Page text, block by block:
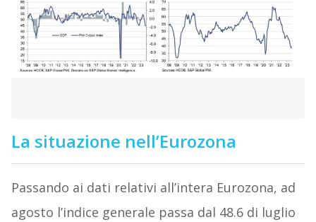
La situazione nell’Eurozona
Passando ai dati relativi all’intera Eurozona, ad
agosto l’indice generale passa dal 48.6 di luglio